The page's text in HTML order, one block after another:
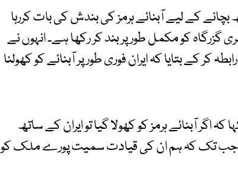
کے لیے آبنائے ہرمز کی بندش کی بات کررہا
کو مکمل طور پر بند کر رکھا ہے۔ انہوں نے
کے بتایا کہ ایران فوری طور پر آبنائے کو کھولنا
آبنائے ہرمز کو کھولا گیا تو ایران کے ساتھ
تک کہ ہم ان کی قیادت سمیت پورے ملک کو